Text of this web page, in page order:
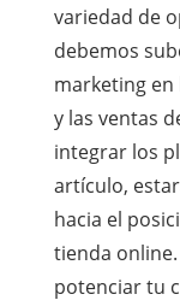
variedad de
debemos
marketing
y las ventas
integrar los
artículo,
hacia el
tienda online.
potenciar tu